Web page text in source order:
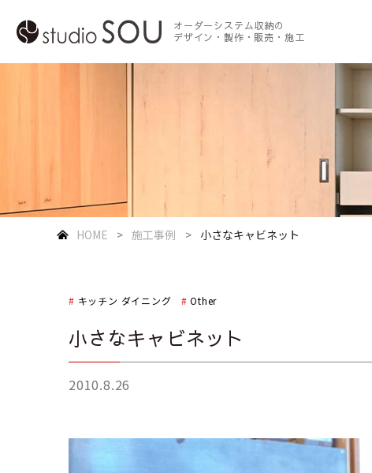
オーダーシステム収納の
デザイン・製作・販売・施工
HOME 施工事例 小さなキャビネット
キッチン ダイニング Other
小さなキャビネット
2010.8.26